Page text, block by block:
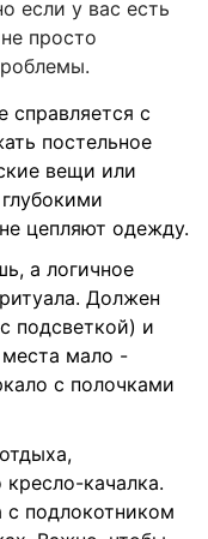
если у вас есть
просто
справляется с
постельное
вещи или
цепляют одежду.
а логичное
Должен
подсветкой) и
мало -
с полочками
качалка.
с подлокотником